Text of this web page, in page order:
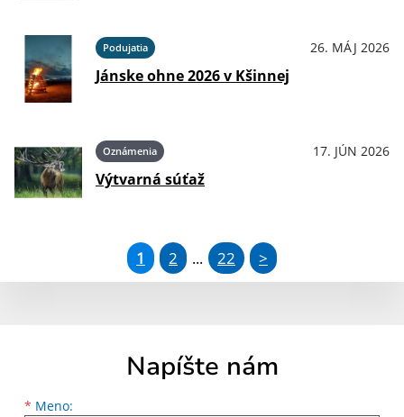
Podujatia 26. MÁJ 2026
Jánske ohne 2026 v Kšinnej
Oznámenia 17. JÚN 2026
Výtvarná súťaž
1 2 ... 22 >
Napíšte nám
* Meno:
Meno
Priezvisko
E-mailová adresa